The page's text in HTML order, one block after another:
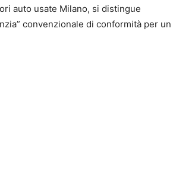
auto usate Milano, si distingue
convenzionale di conformità per un